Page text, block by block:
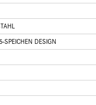
SPEICHEN DESIGN